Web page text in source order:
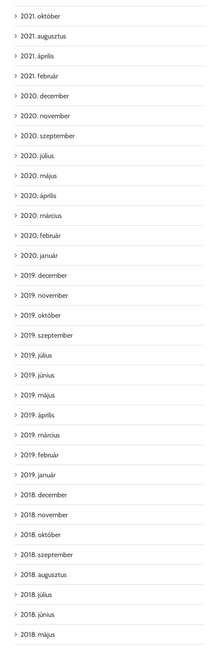
2021. október
2021. augusztus
2021. április
2021. február
2020. december
2020. november
2020. szeptember
2020. július
2020. május
2020. április
2020. március
2020. február
2020. január
2019. december
2019. november
2019. október
2019. szeptember
2019. július
2019. június
2019. május
2019. április
2019. március
2019. február
2019. január
2018. december
2018. november
2018. október
2018. szeptember
2018. augusztus
2018. július
2018. június
2018. május